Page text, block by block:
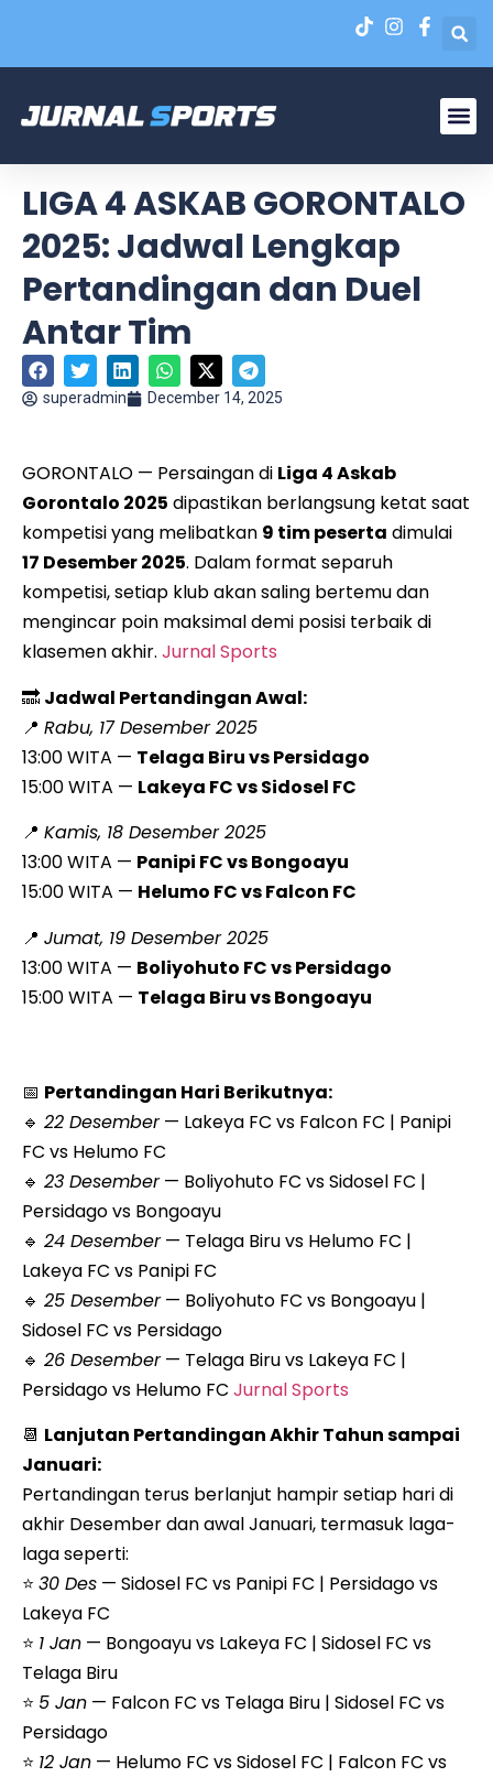
LIGA 4 ASKAB GORONTALO
2025: Jadwal Lengkap
Pertandingan dan Duel
Antar Tim
superadmin December 14, 2025
GORONTALO — Persaingan di Liga 4 Askab
Gorontalo 2025 dipastikan berlangsung ketat saat
kompetisi yang melibatkan 9 tim peserta dimulai
17 Desember 2025. Dalam format separuh
kompetisi, setiap klub akan saling bertemu dan
mengincar poin maksimal demi posisi terbaik di
klasemen akhir. Jurnal Sports
🔜 Jadwal Pertandingan Awal:
📍 Rabu, 17 Desember 2025
13:00 WITA — Telaga Biru vs Persidago
15:00 WITA — Lakeya FC vs Sidosel FC
📍 Kamis, 18 Desember 2025
13:00 WITA — Panipi FC vs Bongoayu
15:00 WITA — Helumo FC vs Falcon FC
📍 Jumat, 19 Desember 2025
13:00 WITA — Boliyohuto FC vs Persidago
15:00 WITA — Telaga Biru vs Bongoayu
📅 Pertandingan Hari Berikutnya:
🔹 22 Desember— Lakeya FC vs Falcon FC | Panipi
FC vs Helumo FC
🔹 23 Desember— Boliyohuto FC vs Sidosel FC |
Persidago vs Bongoayu
🔹 24 Desember— Telaga Biru vs Helumo FC |
Lakeya FC vs Panipi FC
🔹 25 Desember— Boliyohuto FC vs Bongoayu |
Sidosel FC vs Persidago
🔹 26 Desember— Telaga Biru vs Lakeya FC |
Persidago vs Helumo FC Jurnal Sports
📆 Lanjutan Pertandingan Akhir Tahun sampai
Januari:
Pertandingan terus berlanjut hampir setiap hari di
akhir Desember dan awal Januari, termasuk laga-
laga seperti:
⭐ 30 Des — Sidosel FC vs Panipi FC | Persidago vs
Lakeya FC
⭐ 1 Jan — Bongoayu vs Lakeya FC | Sidosel FC vs
Telaga Biru
⭐ 5 Jan — Falcon FC vs Telaga Biru | Sidosel FC vs
Persidago
⭐ 12 Jan — Helumo FC vs Sidosel FC | Falcon FC vs